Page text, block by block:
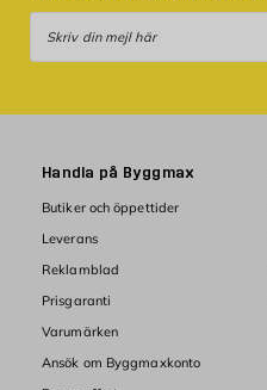
Handla på Byggmax
Butiker och öppettider
Leverans
Reklamblad
Prisgaranti
Varumärken
Ansök om Byggmaxkonto